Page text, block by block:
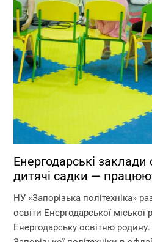
Енергодарські
дитячі садки —
Запорізької політехніки!
НУ «Запорізька політехніка»
освіти Енергодарської
Енергодарську освітню